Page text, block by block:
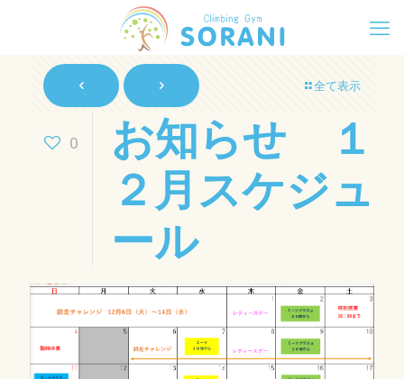
全て表示
0
お知らせ １
２月スケジュ
ール